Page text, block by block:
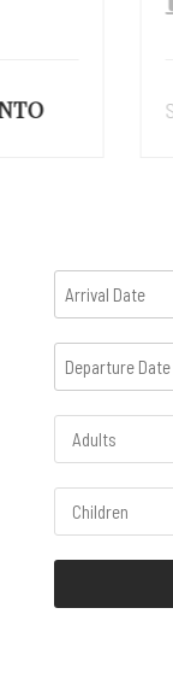
Starting from :